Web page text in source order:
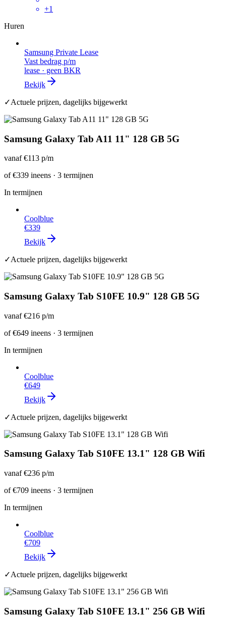
+1
Huren
Samsung Private Lease
Vast bedrag p/m
lease · geen BKR
Bekijk
✓Actuele prijzen, dagelijks bijgewerkt
Samsung Galaxy Tab A11 11" 128 GB 5G
vanaf€113 p/m
of€339 ineens · 3 termijnen
In termijnen
Coolblue
€339
Bekijk
✓Actuele prijzen, dagelijks bijgewerkt
Samsung Galaxy Tab S10FE 10.9" 128 GB 5G
vanaf€216 p/m
of€649 ineens · 3 termijnen
In termijnen
Coolblue
€649
Bekijk
✓Actuele prijzen, dagelijks bijgewerkt
Samsung Galaxy Tab S10FE 13.1" 128 GB Wifi
vanaf€236 p/m
of€709 ineens · 3 termijnen
In termijnen
Coolblue
€709
Bekijk
✓Actuele prijzen, dagelijks bijgewerkt
Samsung Galaxy Tab S10FE 13.1" 256 GB Wifi